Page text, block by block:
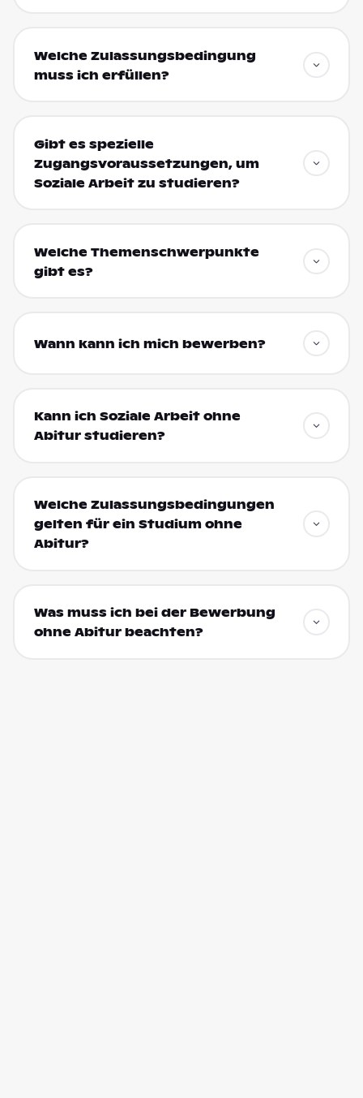
Welche Zulassungsbedingung
muss ich erfüllen?
Gibt es spezielle
Zugangsvoraussetzungen, um
Soziale Arbeit zu studieren?
Welche Themenschwerpunkte
gibt es?
Wann kann ich mich bewerben?
Kann ich Soziale Arbeit ohne
Abitur studieren?
Welche Zulassungsbedingungen
gelten für ein Studium ohne
Abitur?
Was muss ich bei der Bewerbung
ohne Abitur beachten?